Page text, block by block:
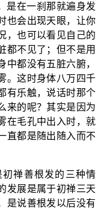
是在一刹那就遍身发
也会出现天眼，让你
，也可以看见自己的
都不见了；但不是用
中都没有五脏六腑，
。这时身体八万四千
有乐触，说话时那个
来的呢？其实是因为
在毛孔中出入时，就
直都是随出随入而不
禅善根发的三种情
发展是属于初禅三天
是说善根发以后没有